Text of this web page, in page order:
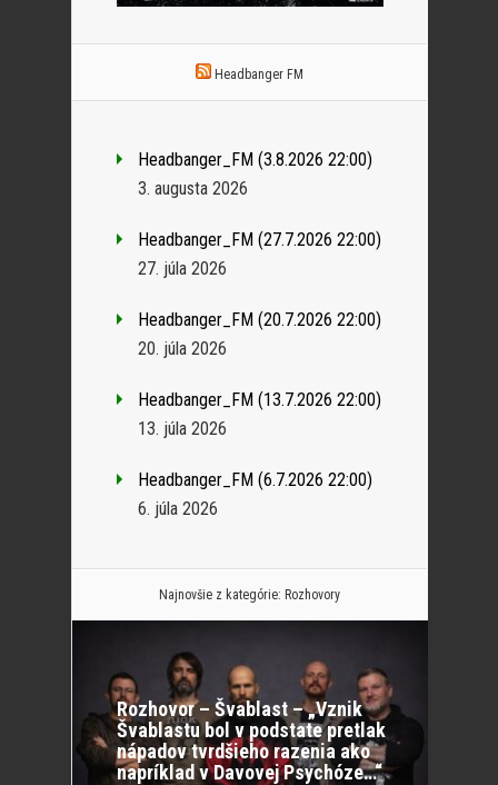
Headbanger FM
Headbanger_FM (3.8.2026 22:00)
3. augusta 2026
Headbanger_FM (27.7.2026 22:00)
27. júla 2026
Headbanger_FM (20.7.2026 22:00)
20. júla 2026
Headbanger_FM (13.7.2026 22:00)
13. júla 2026
Headbanger_FM (6.7.2026 22:00)
6. júla 2026
Najnovšie z kategórie: Rozhovory
Rozhovor – Švablast – „Vznik
Švablastu bol v podstate pretlak
nápadov tvrdšieho razenia ako
napríklad v Davovej Psychóze…“